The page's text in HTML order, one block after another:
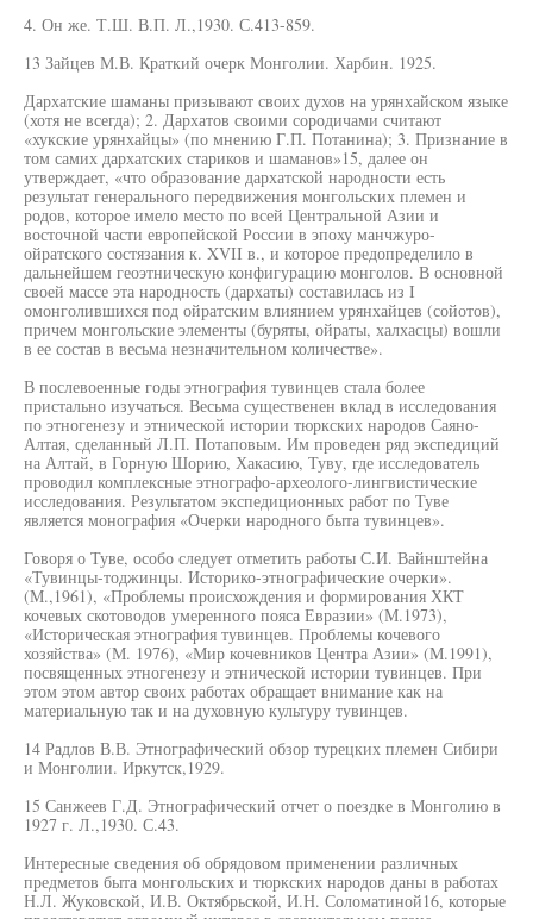
4. Он же. Т.Ш. В.П. Л.,1930. С.413-859.
13 Зайцев М.В. Краткий очерк Монголии. Харбин. 1925.
Дархатские шаманы призывают своих духов на урянхайском языке
(хотя не всегда); 2. Дархатов своими сородичами считают
«хукские урянхайцы» (по мнению Г.П. Потанина); 3. Признание в
том самих дархатских стариков и шаманов»15, далее он
утверждает, «что образование дархатской народности есть
результат генерального передвижения монгольских племен и
родов, которое имело место по всей Центральной Азии и
восточной части европейской России в эпоху манчжуро-
ойратского состязания к. XVII в., и которое предопределило в
дальнейшем геоэтническую конфигурацию монголов. В основной
своей массе эта народность (дархаты) составилась из I
омонголившихся под ойратским влиянием урянхайцев (сойотов),
причем монгольские элементы (буряты, ойраты, халхасцы) вошли
в ее состав в весьма незначительном количестве».
В послевоенные годы этнография тувинцев стала более
пристально изучаться. Весьма существенен вклад в исследования
по этногенезу и этнической истории тюркских народов Саяно-
Алтая, сделанный Л.П. Потаповым. Им проведен ряд экспедиций
на Алтай, в Горную Шорию, Хакасию, Туву, где исследователь
проводил комплексные этнографо-археолого-лингвистические
исследования. Результатом экспедиционных работ по Туве
является монография «Очерки народного быта тувинцев».
Говоря о Туве, особо следует отметить работы С.И. Вайнштейна
«Тувинцы-тоджинцы. Историко-этнографические очерки».
(М.,1961), «Проблемы происхождения и формирования ХКТ
кочевых скотоводов умеренного пояса Евразии» (М.1973),
«Историческая этнография тувинцев. Проблемы кочевого
хозяйства» (М. 1976), «Мир кочевников Центра Азии» (М.1991),
посвященных этногенезу и этнической истории тувинцев. При
этом этом автор своих работах обращает внимание как на
материальную так и на духовную культуру тувинцев.
14 Радлов В.В. Этнографический обзор турецких племен Сибири
и Монголии. Иркутск,1929.
15 Санжеев Г.Д. Этнографический отчет о поездке в Монголию в
1927 г. Л.,1930. С.43.
Интересные сведения об обрядовом применении различных
предметов быта монгольских и тюркских народов даны в работах
Н.Л. Жуковской, И.В. Октябрьской, И.Н. Соломатиной16, которые